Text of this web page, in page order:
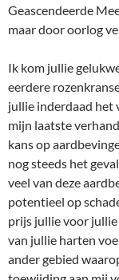
Geascendeerde
maar door oorlog
Ik kom jullie
eerdere
jullie inderdaad het
mijn laatste
kans op
nog steeds het
veel van deze
potentieel op
prijs jullie voor
van jullie harten
ander gebied